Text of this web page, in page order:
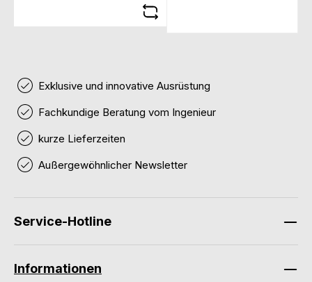
Exklusive und innovative Ausrüstung
Fachkundige Beratung vom Ingenieur
kurze Lieferzeiten
Außergewöhnlicher Newsletter
Service-Hotline
Informationen